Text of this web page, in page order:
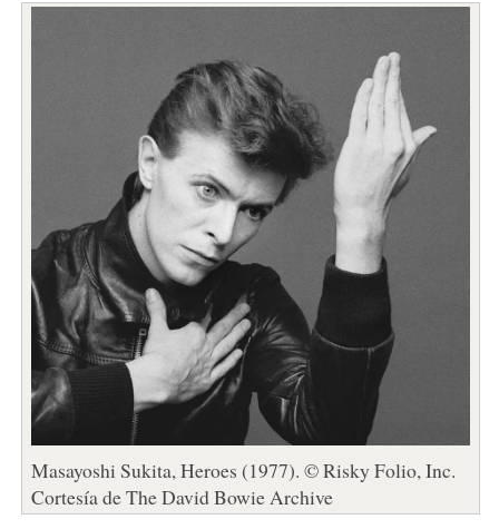
Masayoshi Sukita, Heroes (1977). © Risky Folio, Inc.
Cortesía de The David Bowie Archive